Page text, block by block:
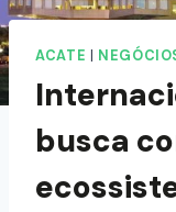
ACATE
busca